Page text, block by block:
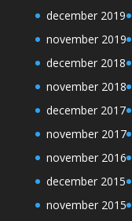
december 2019
november 2019
december 2018
november 2018
december 2017
november 2017
november 2016
december 2015
november 2015